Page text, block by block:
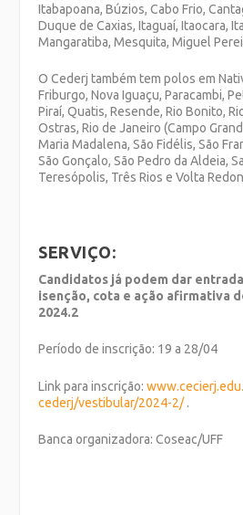
Itabapoana, Búzios, Cabo Frio,
Duque de Caxias, Itaguaí, Itaocara,
Mangaratiba, Mesquita, Miguel
O Cederj também tem polos em
Friburgo, Nova Iguaçu, Paracambi,
Piraí, Quatis, Resende, Rio Bonito,
Ostras, Rio de Janeiro (Campo
Maria Madalena, São Fidélis, São
São Gonçalo, São Pedro da Aldeia,
Teresópolis, Três Rios e Volta
SERVIÇO:
Candidatos já podem dar
isenção, cota e ação afirmativa
2024.2
Período de inscrição: 19 a 28/04
Link para inscrição:
cederj/vestibular/2024-2/.
Banca organizadora: Coseac/UFF